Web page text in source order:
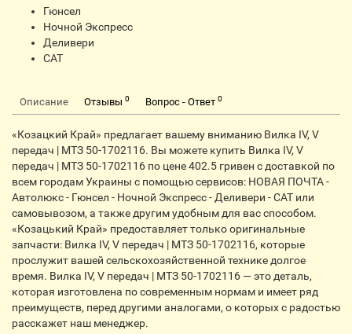
Гюнсел
Ночной Экспресс
Деливери
CАТ
Описание Отзывы 0 Вопрос - Ответ 0
«Козацкий Край» предлагает вашему вниманию Вилка IV, V
передач | МТЗ 50-1702116. Вы можете купить Вилка IV, V
передач | МТЗ 50-1702116 по цене 402.5 гривен с доставкой по
всем городам Украины с помощью сервисов: НОВАЯ ПОЧТА -
Автолюкс - Гюнсел - Ночной Экспресс - Деливери - CАТ или
самовывозом, а также другим удобным для вас способом.
«Козацький Край» предоставляет только оригинальные
запчасти: Вилка IV, V передач | МТЗ 50-1702116, которые
прослужит вашей сельскохозяйственной технике долгое
время. Вилка IV, V передач | МТЗ 50-1702116 — это деталь,
которая изготовлена по современным нормам и имеет ряд
преимуществ, перед другими аналогами, о которых с радостью
расскажет наш менеджер.